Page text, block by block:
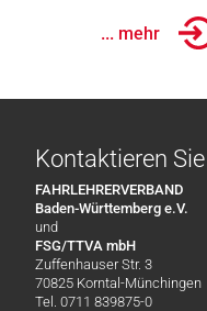
... mehr
Kontaktieren
FAHRLEHRERVERBAND
Baden-Württemberg e.V.
und
FSG/TTVA mbH
Zuffenhauser Str. 3
70825 Korntal-Münchingen
Tel. 0711 839875-0